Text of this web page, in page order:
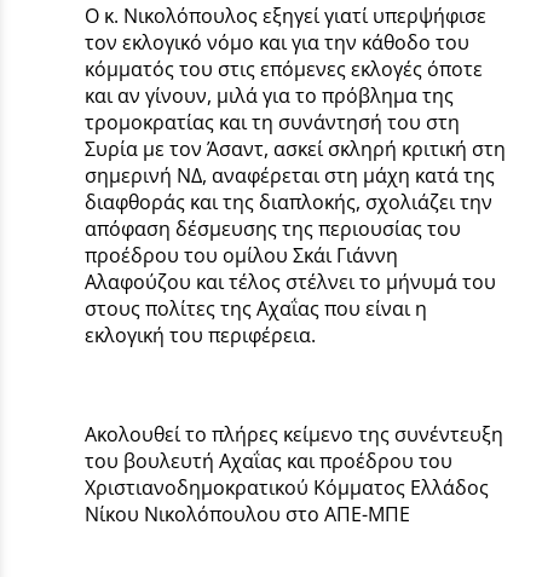
Ο κ. Νικολόπουλος εξηγεί γιατί υπερψήφισε
τον εκλογικό νόμο και για την κάθοδο του
κόμματός του στις επόμενες εκλογές όποτε
και αν γίνουν, μιλά για το πρόβλημα της
τρομοκρατίας και τη συνάντησή του στη
Συρία με τον Άσαντ, ασκεί σκληρή κριτική στη
σημερινή ΝΔ, αναφέρεται στη μάχη κατά της
διαφθοράς και της διαπλοκής, σχολιάζει την
απόφαση δέσμευσης της περιουσίας του
προέδρου του ομίλου Σκάι Γιάννη
Αλαφούζου και τέλος στέλνει το μήνυμά του
στους πολίτες της Αχαΐας που είναι η
εκλογική του περιφέρεια.
Ακολουθεί το πλήρες κείμενο της συνέντευξη
του βουλευτή Αχαΐας και προέδρου του
Χριστιανοδημοκρατικού Κόμματος Ελλάδος
Νίκου Νικολόπουλου στο ΑΠΕ-ΜΠΕ